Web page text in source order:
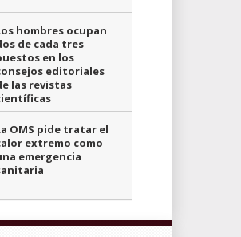
hombres ocupan
de cada tres
en los
editoriales
las revistas
OMS pide tratar el
extremo como
emergencia